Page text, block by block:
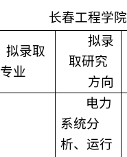
长春工程学院
拟录取
专业
拟录
取研究
方向
电力
系统分
析、运行